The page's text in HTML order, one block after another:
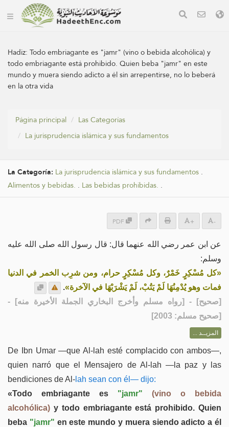
Hadiz:Todo embriagante es "jamr" (vino o bebida alcohólica) y
todo embriagante está prohibido. Quien beba "jamr" en este
mundo y muera siendo adicto a él sin arrepentirse, no lo beberá
en la otra vida
Página principal
Las Categorías
La jurisprudencia islámica y sus fundamentos
La Categoría: La jurisprudencia islámica y sus fundamentos .
Alimentos y bebidas. . Las bebidas prohibidas. .
PDF + -
عن ابن عمر رضي الله عنهما قال: قال رسول الله صلى الله عليه
وسلم:
«كل مُسْكِرٍ خَمْرٌ، وكل مُسْكِرٍ حرام، ومن شرِب الخمر في الدنيا
فمات وهو يُدْمِنُهَا لَمْ يَتُبْ، لَمْ يَشْرَبْهَا في الآخرة».
[صحيح] - [رواه مسلم وأخرج البخاري الجملة الأخيرة منه] -
[صحيح مسلم: 2003]
المزيــد ...
De Ibn Umar —que Al-lah esté complacido con ambos—,
quien narró que el Mensajero de Al-lah —la paz y las
bendiciones de Al- lah sean con él— dijo:
«Todo embriagante es "jamr"
(vino o bebida
alcohólica) y todo embriagante está prohibido. Quien
beba "jamr" en este mundo y muera siendo adicto a él